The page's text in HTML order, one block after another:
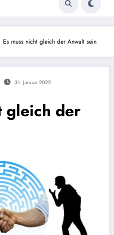
Es muss nicht gleich der Anwalt sein
31. Januar 2022
gleich der